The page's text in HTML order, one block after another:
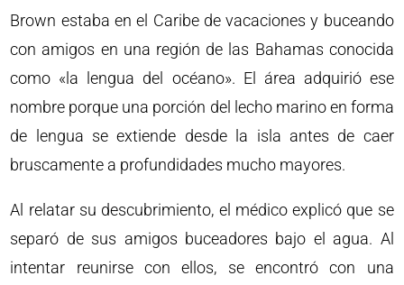
Brown estaba en el Caribe de vacaciones y buceando
con amigos en una región de las Bahamas conocida
como «la lengua del océano». El área adquirió ese
nombre porque una porción del lecho marino en forma
de lengua se extiende desde la isla antes de caer
bruscamente a profundidades mucho mayores.
Al relatar su descubrimiento, el médico explicó que se
separó de sus amigos buceadores bajo el agua. Al
intentar reunirse con ellos, se encontró con una